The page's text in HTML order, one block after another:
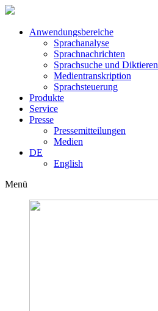
Anwendungsbereiche
Sprachanalyse
Sprachnachrichten
Sprachsuche und Diktieren
Medientranskription
Sprachsteuerung
Produkte
Service
Presse
Pressemitteilungen
Medien
DE
English
Menü